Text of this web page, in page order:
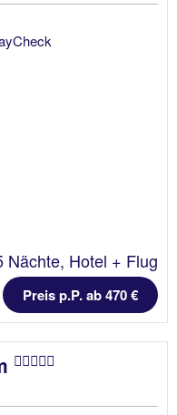
Nächte, Hotel + Flug
Preis p.P. ab 470 €